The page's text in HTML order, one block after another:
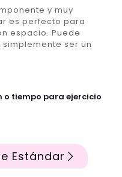
y muy
es perfecto para
espacio. Puede
ser un
tiempo para ejercicio
Estándar